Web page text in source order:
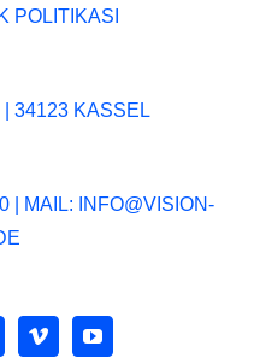
POLITIKASI
34123 KASSEL
| MAIL:
INFO@VISION-